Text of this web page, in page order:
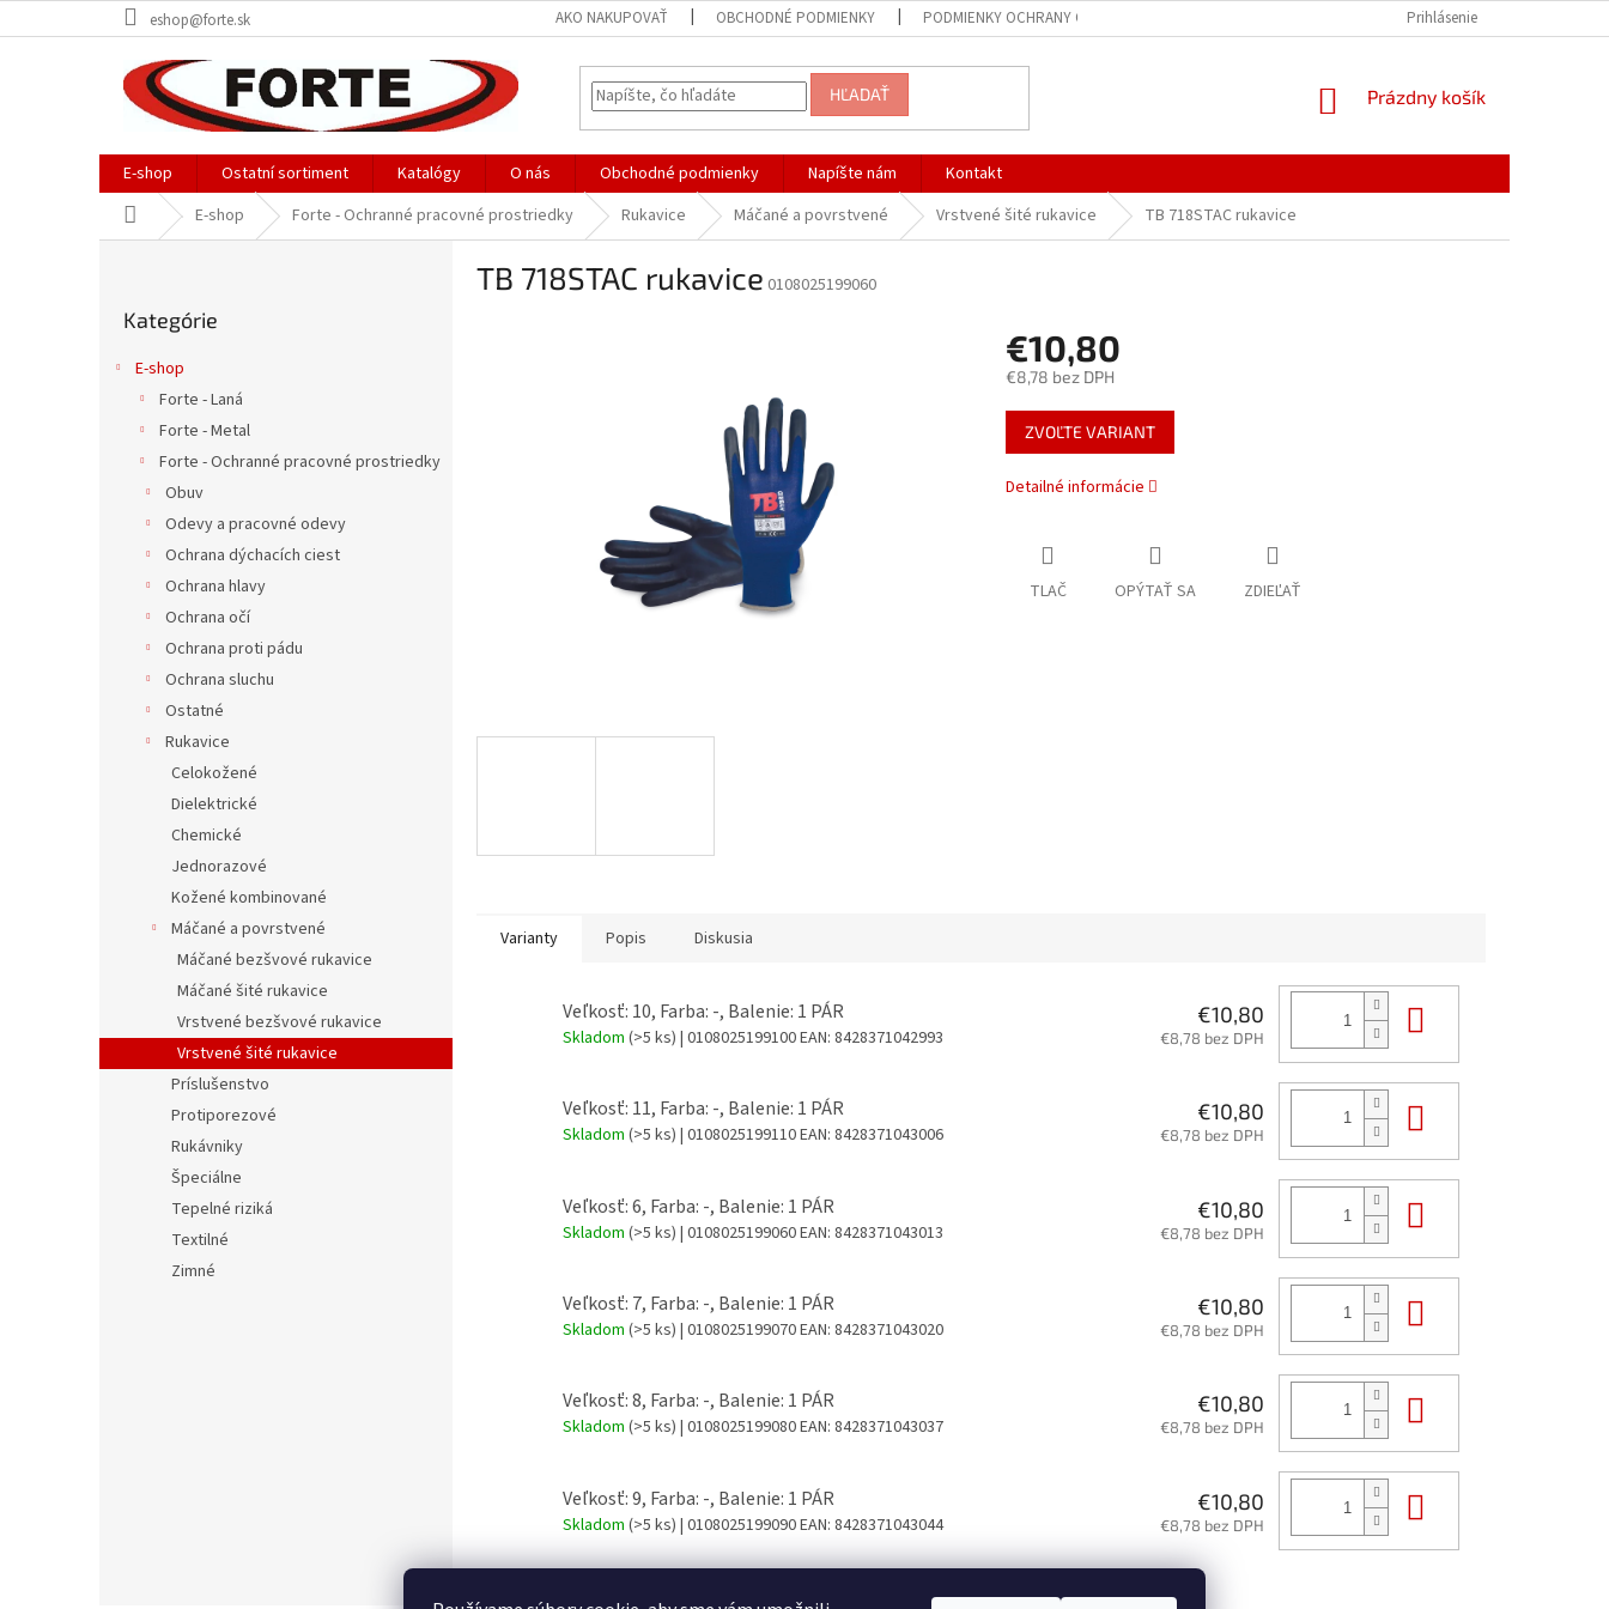
na
eshop@forte.sk AKO NAKUPOVAŤ OBCHODNÉ PODMIENKY PODMIENKY OCHRANY OSOBNÝCH ÚDAJOV Prihlásenie
HĽADAŤ
NÁKUPNÝ
Prázdny košík
E-shop Ostatní sortiment Katalógy O nás Obchodné podmienky Napíšte nám
Kontakt
DomovE-shop Forte - Ochranné pracovné prostriedky Rukavice Máčané a povrstvené Vrstvené šité rukavice TB 718STAC rukavice
kategórie
Kategórie
E-shop
Forte - Laná
Forte - Metal
Forte - Ochranné pracovné prostriedky
Obuv
Odevy a pracovné odevy
Ochrana dýchacích ciest
Ochrana hlavy
Ochrana očí
Ochrana proti pádu
Ochrana sluchu
Ostatné
Rukavice
Celokožené
Dielektrické
Chemické
Jednorazové
Kožené kombinované
Máčané a povrstvené
Máčané bezšvové rukavice
Máčané šité rukavice
Vrstvené bezšvové rukavice
Vrstvené šité rukavice
Príslušenstvo
Protiporezové
Rukávniky
Špeciálne
Tepelné riziká
Textilné
Zimné
TB 718STAC rukavice 0108025199060
€10,80
€8,78 bez DPH
Jednotková
cena:
ZVOĽTE VARIANT
Detailné informácie
TLAČ OPÝTAŤ SA ZDIEĽAŤ
Varianty Popis Diskusia
Veľkosť: 10, Farba: -, Balenie: 1 PÁR
Skladom (>5 ks) | 0108025199100EAN: 8428371042993
€10,80
€8,78 bez DPH
Veľkosť: 11, Farba: -, Balenie: 1 PÁR
Skladom (>5 ks) | 0108025199110EAN: 8428371043006
€10,80
€8,78 bez DPH
Veľkosť: 6, Farba: -, Balenie: 1 PÁR
Skladom (>5 ks) | 0108025199060EAN: 8428371043013
€10,80
€8,78 bez DPH
Veľkosť: 7, Farba: -, Balenie: 1 PÁR
Skladom (>5 ks) | 0108025199070EAN: 8428371043020
€10,80
€8,78 bez DPH
Veľkosť: 8, Farba: -, Balenie: 1 PÁR
Skladom (>5 ks) | 0108025199080EAN: 8428371043037
€10,80
€8,78 bez DPH
Veľkosť: 9, Farba: -, Balenie: 1 PÁR
Skladom (>5 ks) | 0108025199090EAN: 8428371043044
€10,80
€8,78 bez DPH